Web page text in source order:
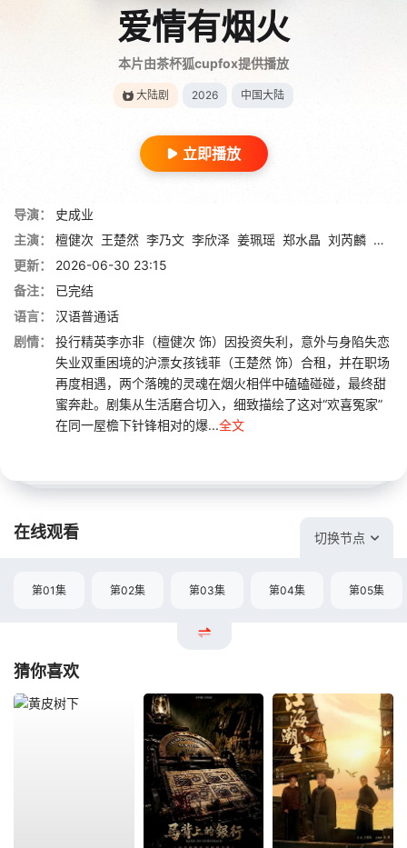
爱情有烟火
本片由茶杯狐cupfox提供播放
大陆剧 2026 中国大陆
立即播放
导演：
史成业
主演：
檀健次 王楚然 李乃文 李欣泽 姜珮瑶 郑水晶 刘芮麟 杨童
更新：
2026-06-30 23:15
备注：
已完结
语言：
汉语普通话
剧情：
投行精英李亦非（檀健次 饰）因投资失利，意外与身陷失恋
失业双重困境的沪漂女孩钱菲（王楚然 饰）合租，并在职场
再度相遇，两个落魄的灵魂在烟火相伴中磕磕碰碰，最终甜
蜜奔赴。剧集从生活磨合切入，细致描绘了这对“欢喜冤家”
在同一屋檐下针锋相对的爆...全文
在线观看 切换节点
第01集 第02集 第03集 第04集 第05集
猜你喜欢